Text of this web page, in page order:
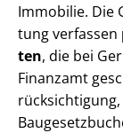
Immobilie. Die
tung verfassen
ten, die bei
Finanzamt